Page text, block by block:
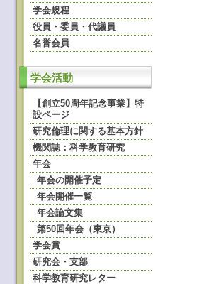
学会規程
役員・委員・代議員
名誉会員
学会活動
【創立50周年記念事業】特
設ページ
研究倫理に関する基本方針
機関誌：科学教育研究
年会
年会の開催予定
年会開催一覧
年会論文集
第50回年会（東京）
学会賞
研究会・支部
科学教育研究レター